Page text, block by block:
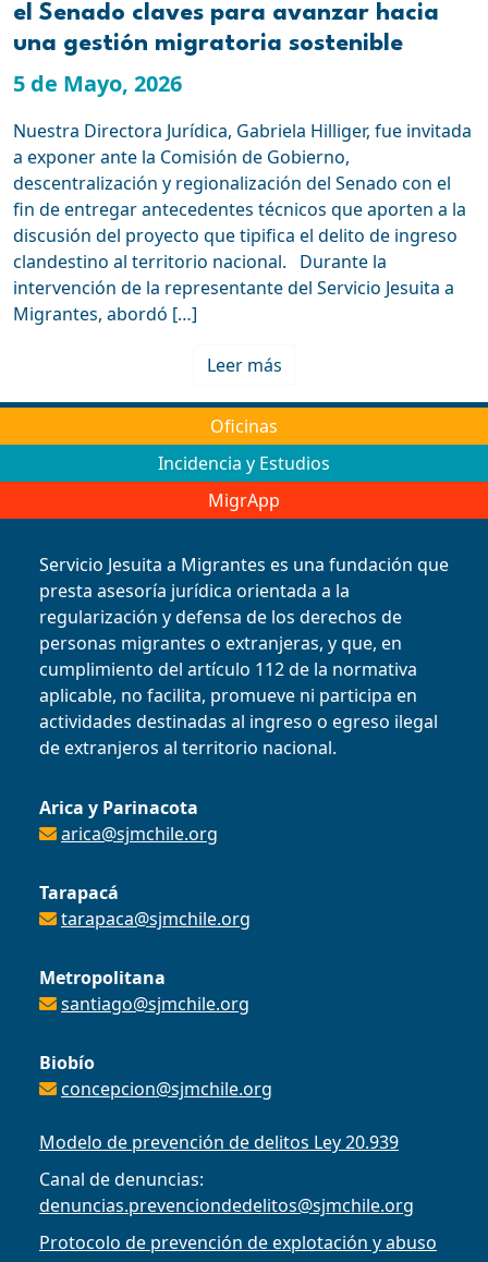
el Senado claves para avanzar hacia
una gestión migratoria sostenible
5 de Mayo, 2026
Nuestra Directora Jurídica, Gabriela Hilliger, fue invitada
a exponer ante la Comisión de Gobierno,
descentralización y regionalización del Senado con el
fin de entregar antecedentes técnicos que aporten a la
discusión del proyecto que tipifica el delito de ingreso
clandestino al territorio nacional. Durante la
intervención de la representante del Servicio Jesuita a
Migrantes, abordó […]
Leer más
Oficinas
Incidencia y Estudios
MigrApp
Servicio Jesuita a Migrantes es una fundación que
presta asesoría jurídica orientada a la
regularización y defensa de los derechos de
personas migrantes o extranjeras, y que, en
cumplimiento del artículo 112 de la normativa
aplicable, no facilita, promueve ni participa en
actividades destinadas al ingreso o egreso ilegal
de extranjeros al territorio nacional.
Arica y Parinacota
arica@sjmchile.org
Tarapacá
tarapaca@sjmchile.org
Metropolitana
santiago@sjmchile.org
Biobío
concepcion@sjmchile.org
Modelo de prevención de delitos Ley 20.939
Canal de denuncias:
denuncias.prevenciondedelitos@sjmchile.org
Protocolo de prevención de explotación y abuso